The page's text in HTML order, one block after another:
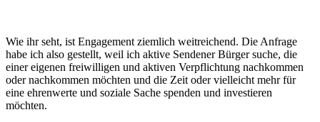
Wie ihr seht, ist Engagement ziemlich weitreichend. Die Anfrage
habe ich also gestellt, weil ich aktive Sendener Bürger suche, die
einer eigenen freiwilligen und aktiven Verpflichtung nachkommen
oder nachkommen möchten und die Zeit oder vielleicht mehr für
eine ehrenwerte und soziale Sache spenden und investieren
möchten.